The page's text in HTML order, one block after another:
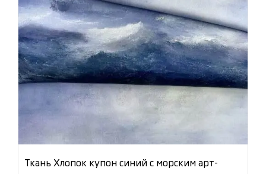
Ткань Хлопок купон синий с морским арт-